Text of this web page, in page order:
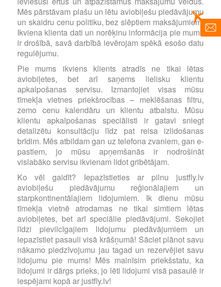
Mēs pārstāvam plašu un lētu aviobiļešu piedāvājumu
un skaidru cenu politiku, bez slēptiem maksājumiem.
Ikviena klienta dati un norēķinu informācija pie mums
ir drošībā, savā darbībā ievērojam spēkā esošo datu
regulējumu.
Pie mums ikviens klients atradīs ne tikai lētas
aviobiļetes, bet arī saņems lielisku klientu
apkalpošanas servisu. Izmantojiet visas mūsu
tīmekļa vietnes priekšrocības – meklēšanas filtru,
zemo cenu kalendāru un klientu atbalstu. Mūsu
klientu apkalpošanas speciālisti ir gatavi sniegt
detalizētu konsultāciju līdz pat reisa izlidošanas
brīdim. Mēs atbildam gan uz telefona zvaniem, gan e-
pastiem, jo mūsu apņemšanās ir nodrošināt
vislabāko servisu ikvienam lidot gribētājam.
Ko vēl gaidīt? Iepazīstieties ar pilnu justfly.lv
aviobiļešu piedāvājumu reģionālajiem un
starpkontinentālajiem lidojumiem. Ik dienu mūsu
tīmekļa vietnē atrodamas ne tikai simtiem lētas
aviobiļetes, bet arī speciālie piedāvājumi. Sekojiet
līdzi pievilcīgajiem lidojumu piedāvājumiem un
iepazīstiet pasauli visā krāšņumā! Sāciet plānot savu
nākamo piedzīvojumu jau tagad un rezervējiet savu
lidojumu pie mums! Mēs mainīsim priekšstatu, ka
lidojumi ir dārgs prieks, jo lēti lidojumi visā pasaulē ir
iespējami kopā ar justfly.lv!